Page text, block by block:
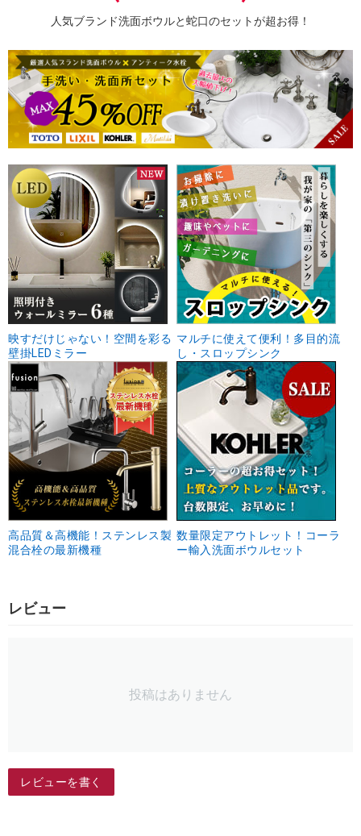
人気ブランド洗面ボウルと蛇口のセットが超お得！
映すだけじゃない！空間を彩る
壁掛LEDミラー
マルチに使えて便利！多目的流
し・スロップシンク
高品質＆高機能！ステンレス製
混合栓の最新機種
数量限定アウトレット！コーラ
ー輸入洗面ボウルセット
レビュー
投稿はありません
レビューを書く